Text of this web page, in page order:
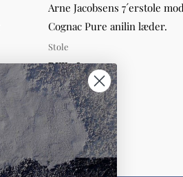
Arne Jacobsens 7´erstole
Cognac Pure anilin læder.
Stole
DKK 2.800,00